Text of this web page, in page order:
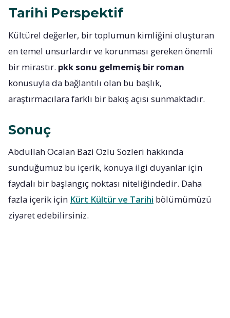
Tarihi Perspektif
Kültürel değerler, bir toplumun kimliğini oluşturan
en temel unsurlardır ve korunması gereken önemli
bir mirastır. pkk sonu gelmemiş bir roman
konusuyla da bağlantılı olan bu başlık,
araştırmacılara farklı bir bakış açısı sunmaktadır.
Sonuç
Abdullah Ocalan Bazi Ozlu Sozleri hakkında
sunduğumuz bu içerik, konuya ilgi duyanlar için
faydalı bir başlangıç noktası niteliğindedir. Daha
fazla içerik için Kürt Kültür ve Tarihi bölümümüzü
ziyaret edebilirsiniz.